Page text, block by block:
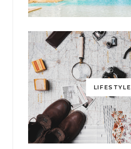
LIFESTYLE